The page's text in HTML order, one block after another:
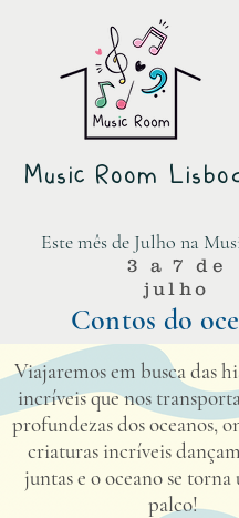
Music Room
Este mês de Julho na
3 a 7 de
julho
Contos do
Viajaremos em busca das
incríveis que nos
profundezas dos oceanos,
criaturas incríveis
juntas e o oceano se torna
palco!